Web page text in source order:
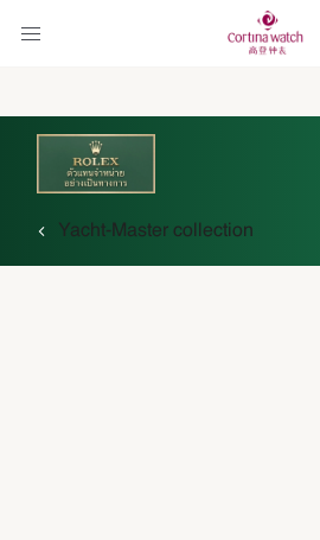
Yacht-Master collection